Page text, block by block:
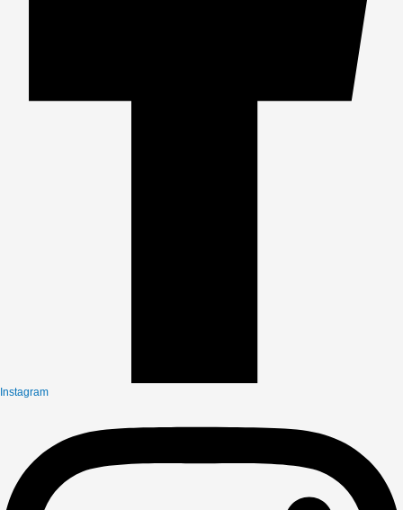
Instagram